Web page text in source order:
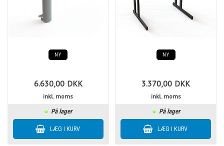
NY
6.630,00 DKK
inkl. moms
På lager
NY
3.370,00 DKK
inkl. moms
På lager